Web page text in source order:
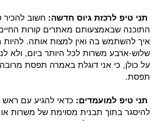
גיוס חדשה:חשוב להכיר טוב את
מאתרים קורות החיים ולדעת
בה ואין למצות אותה. להיות ממוקדת על
משרות לכל היותר ביום, ולא לנסות לחלוש
אני דוגלת באמרה תפסת מרובה לא
כדאי להגיע עם ראש פתוח, לא
תבנית מסוימת של משרות או מקומות